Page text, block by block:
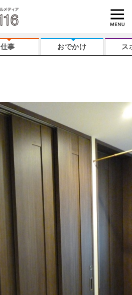
仕事 おでかけ ス